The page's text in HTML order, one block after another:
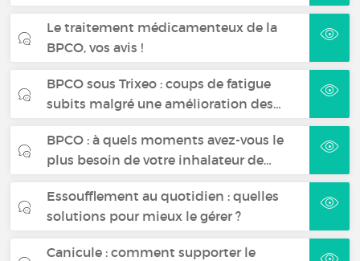
Le traitement médicamenteux de la
BPCO, vos avis !
BPCO sous Trixeo : coups de fatigue
subits malgré une amélioration des…
BPCO : à quels moments avez-vous le
plus besoin de votre inhalateur de…
Essoufflement au quotidien : quelles
solutions pour mieux le gérer ?
Canicule : comment supporter le